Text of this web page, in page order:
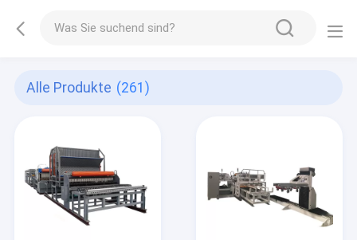
Alle Produkte (261)